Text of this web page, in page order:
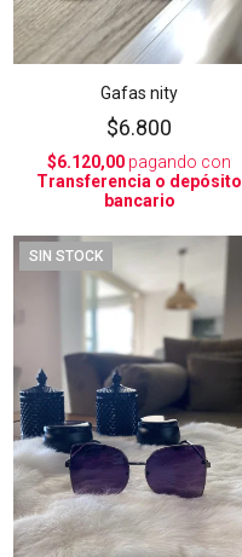
Gafas nity
$6.800
$6.120,00 pagando con
Transferencia o depósito
bancario
SIN STOCK